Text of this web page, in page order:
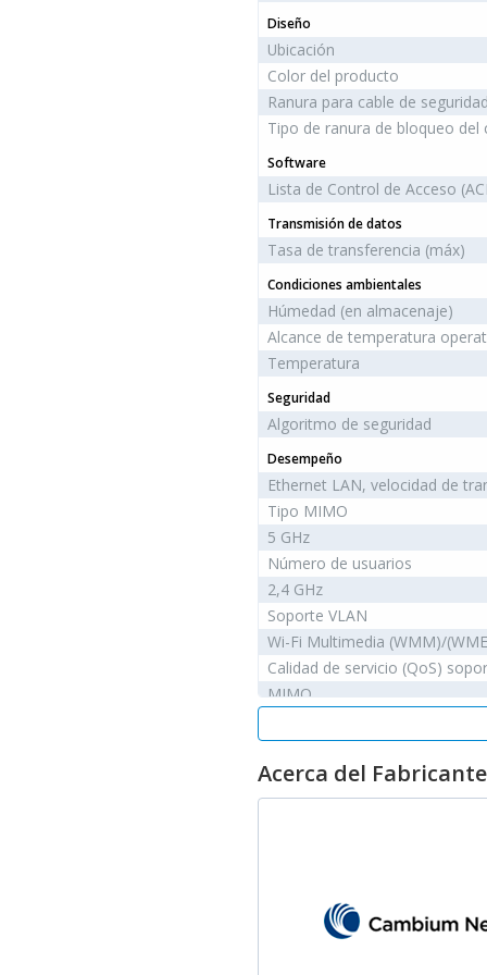
Diseño
Ubicación
Color del producto
Ranura para cable de
Tipo de ranura de bloqueo del
Software
Lista de Control de Acceso
Transmisión de datos
Tasa de transferencia (máx)
Condiciones ambientales
Húmedad (en almacenaje)
Alcance de temperatura
Temperatura
Seguridad
Algoritmo de seguridad
Desempeño
Ethernet LAN, velocidad de
Tipo MIMO
5 GHz
Número de usuarios
2,4 GHz
Soporte VLAN
Wi-Fi Multimedia (WMM)/
Calidad de servicio (QoS)
MIMO
Conectividad
Acerca del Fabricante